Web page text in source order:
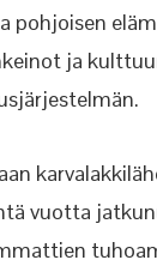
pohjoisen
ja
vuotta